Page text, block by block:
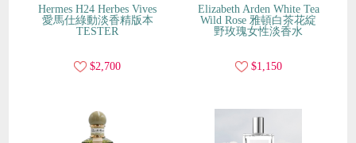
Hermes H24 Herbes Vives
愛馬仕綠動淡香精版本
TESTER
$2,700
Elizabeth Arden White Tea
Wild Rose 雅頓白茶花綻
野玫瑰女性淡香水
$1,150